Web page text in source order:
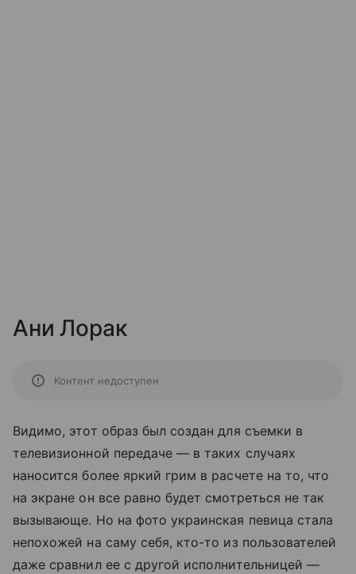
Ани Лорак
Контент недоступен
Видимо, этот образ был создан для съемки в
телевизионной передаче — в таких случаях
наносится более яркий грим в расчете на то, что
на экране он все равно будет смотреться не так
вызывающе. Но на фото украинская певица стала
непохожей на саму себя, кто-то из пользователей
даже сравнил ее с другой исполнительницей —